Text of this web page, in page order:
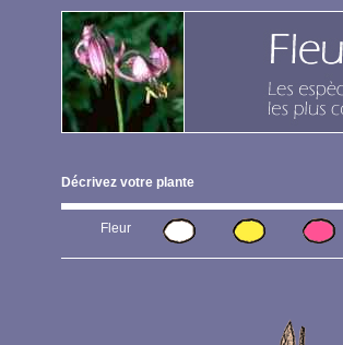
Décrivez votre plante
Fleur